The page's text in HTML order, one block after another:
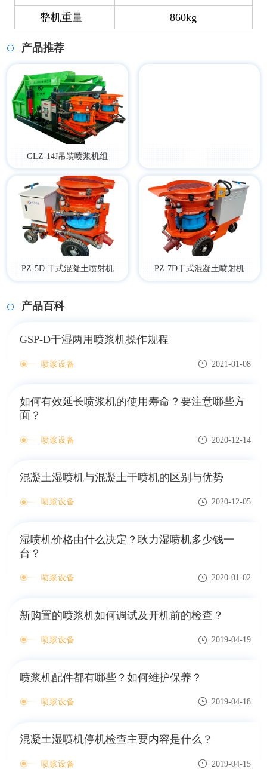
整机重量 860kg
产品推荐
GLZ-14J吊装喷浆机组
PZ-5D 干式混凝土喷射机 PZ-7D干式混凝土喷射机
产品百科
GSP-D干湿两用喷浆机操作规程
喷浆设备 2021-01-08
如何有效延长喷浆机的使用寿命？要注意哪些方
面？
喷浆设备 2020-12-14
混凝土湿喷机与混凝土干喷机的区别与优势
喷浆设备 2020-12-05
湿喷机价格由什么决定？耿力湿喷机多少钱一
台？
喷浆设备 2020-01-02
新购置的喷浆机如何调试及开机前的检查？
喷浆设备 2019-04-19
喷浆机配件都有哪些？如何维护保养？
喷浆设备 2019-04-18
混凝土湿喷机停机检查主要内容是什么？
喷浆设备 2019-04-15